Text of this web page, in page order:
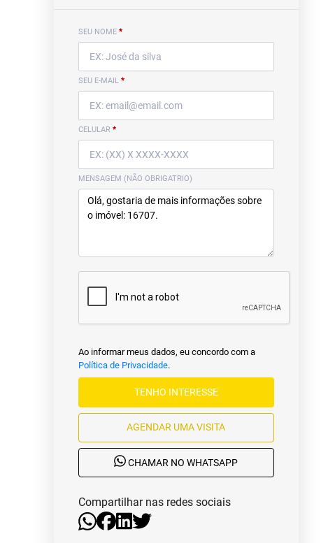
SEU NOME *
SEU E-MAIL *
CELULAR *
MENSAGEM (NÃO OBRIGATRIO)
Ao informar meus dados, eu concordo com a
Política de Privacidade.
TENHO INTERESSE
AGENDAR UMA VISITA
CHAMAR NO WHATSAPP
Compartilhar nas redes sociais